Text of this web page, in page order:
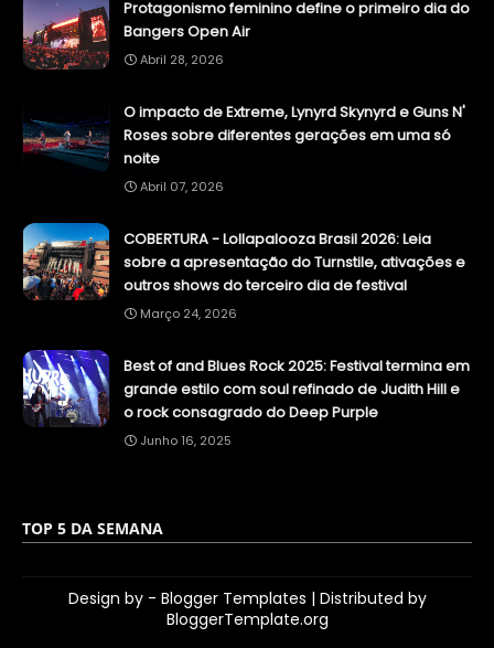
Protagonismo feminino define o primeiro dia do
Bangers Open Air
Abril 28, 2026
O impacto de Extreme, Lynyrd Skynyrd e Guns N'
Roses sobre diferentes gerações em uma só
noite
Abril 07, 2026
COBERTURA - Lollapalooza Brasil 2026: Leia
sobre a apresentação do Turnstile, ativações e
outros shows do terceiro dia de festival
Março 24, 2026
Best of and Blues Rock 2025: Festival termina em
grande estilo com soul refinado de Judith Hill e
o rock consagrado do Deep Purple
Junho 16, 2025
TOP 5 DA SEMANA
Design by - Blogger Templates | Distributed by
BloggerTemplate.org